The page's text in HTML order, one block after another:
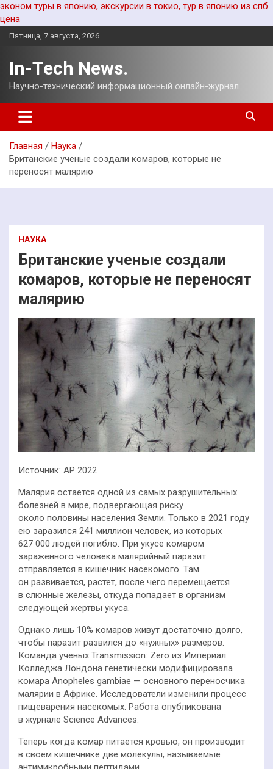
эконом туры в японию, экскурсии в токио, тур в японию из спб
цена
Перейти
Пятница, 7 августа, 2026
In-Tech News.
Научно-технический информационный онлайн-журнал.
Главная
Наука
Британские ученые создали комаров, которые не
переносят малярию
НАУКА
Британские ученые создали
комаров, которые не переносят
малярию
Источник: AP 2022
Малярия остается одной из самых разрушительных
болезней в мире, подвергающая риску
около половины населения Земли. Только в 2021 году
ею заразился 241 миллион человек, из которых
627 000 людей погибло. При укусе комаром
зараженного человека малярийный паразит
отправляется в кишечник насекомого. Там
он развивается, растет, после чего перемещается
в слюнные железы, откуда попадает в организм
следующей жертвы укуса.
Однако лишь 10% комаров живут достаточно долго,
чтобы паразит развился до «нужных» размеров.
Команда ученых Transmission: Zero из Империал
Колледжа Лондона генетически модифицировала
комара Anopheles gambiae — основного переносчика
малярии в Африке. Исследователи изменили процесс
пищеварения насекомых. Работа опубликована
в журнале Science Advances.
Теперь когда комар питается кровью, он производит
в своем кишечнике две молекулы, называемые